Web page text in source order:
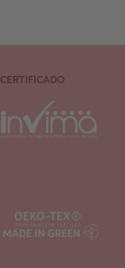
CERTIFICADO